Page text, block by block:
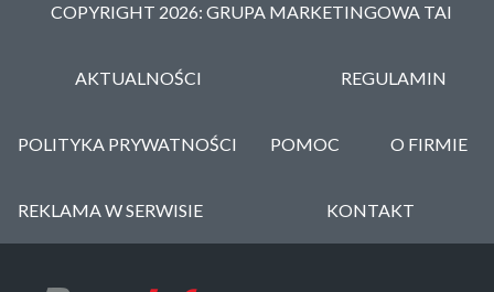
COPYRIGHT 2026: GRUPA MARKETINGOWA TAI
AKTUALNOŚCI REGULAMIN
POLITYKA PRYWATNOŚCI POMOC O FIRMIE
REKLAMA W SERWISIE KONTAKT